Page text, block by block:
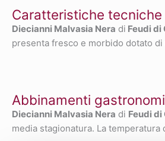
Caratteristiche
Diecianni Malvasia Nera di Feudi di
presenta fresco e morbido dotato
Abbinamenti
Diecianni Malvasia Nera di Feudi di
media stagionatura. La temperatura